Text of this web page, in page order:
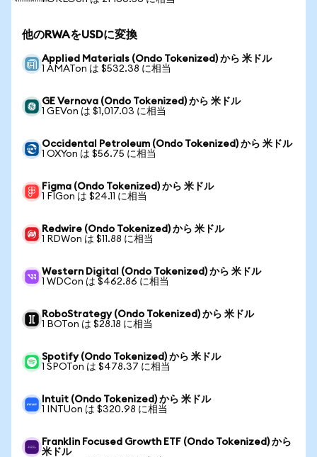
他のRWAをUSDに変換
Applied Materials (Ondo Tokenized) から 米ドル
1 AMATon は $532.38 に相当
GE Vernova (Ondo Tokenized) から 米ドル
1 GEVon は $1,017.03 に相当
Occidental Petroleum (Ondo Tokenized) から 米ドル
1 OXYon は $56.75 に相当
Figma (Ondo Tokenized) から 米ドル
1 FIGon は $24.11 に相当
Redwire (Ondo Tokenized) から 米ドル
1 RDWon は $11.88 に相当
Western Digital (Ondo Tokenized) から 米ドル
1 WDCon は $462.86 に相当
RoboStrategy (Ondo Tokenized) から 米ドル
1 BOTon は $28.18 に相当
Spotify (Ondo Tokenized) から 米ドル
1 SPOTon は $478.37 に相当
Intuit (Ondo Tokenized) から 米ドル
1 INTUon は $320.98 に相当
Franklin Focused Growth ETF (Ondo Tokenized) から
米ドル